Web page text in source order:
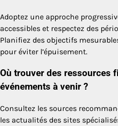
Adoptez une approche
accessibles et respectez des
Planifiez des objectifs
pour éviter l’épuisement.
Où trouver des ressources
événements à venir ?
Consultez les sources
les actualités des sites